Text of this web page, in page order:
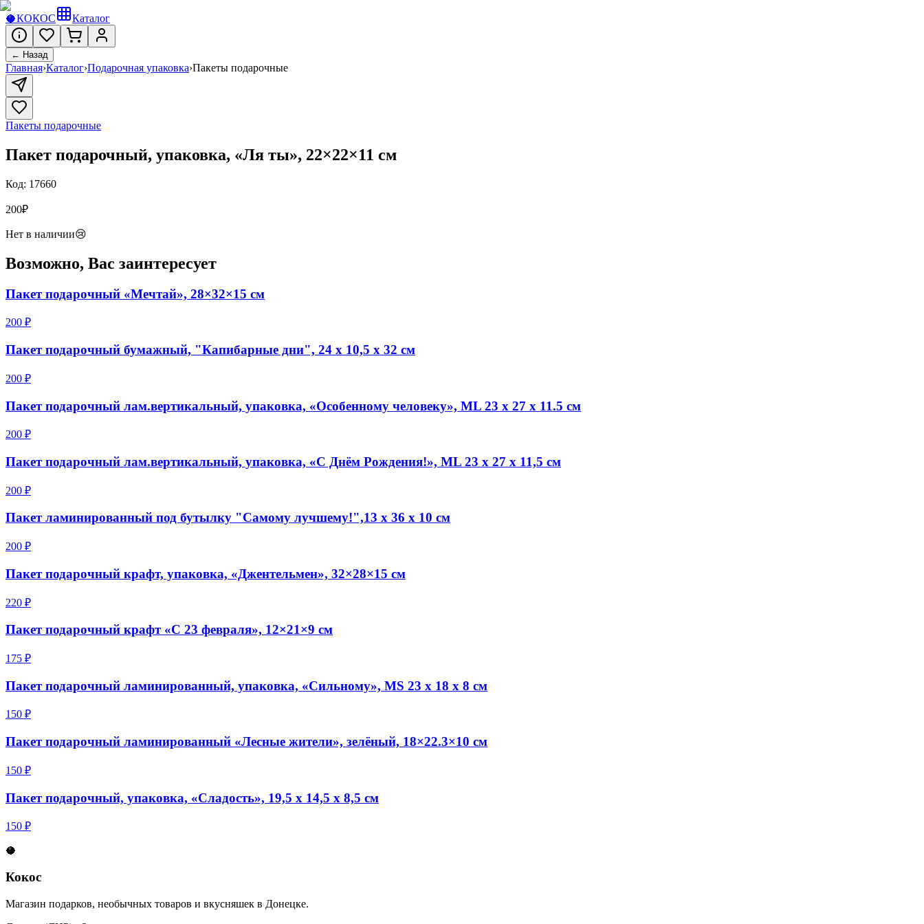
🥥КОКОС Каталог
← Назад
Главная›Каталог›Подарочная упаковка›Пакеты подарочные
Пакеты подарочные
Пакет подарочный, упаковка, «Ля ты», 22×22×11 см
Код: 17660
200₽
Нет в наличии😢
Возможно, Вас заинтересует
Пакет подарочный «Мечтай», 28×32×15 см
200 ₽
Пакет подарочный бумажный, "Капибарные дни", 24 х 10,5 х 32 см
200 ₽
Пакет подарочный лам.вертикальный, упаковка, «Особенному человеку», ML 23 х 27 х 11.5 см
200 ₽
Пакет подарочный лам.вертикальный, упаковка, «С Днём Рождения!», ML 23 х 27 х 11,5 см
200 ₽
Пакет ламинированный под бутылку "Самому лучшему!",13 х 36 х 10 см
200 ₽
Пакет подарочный крафт, упаковка, «Джентельмен», 32×28×15 см
220 ₽
Пакет подарочный крафт «С 23 февраля», 12×21×9 см
175 ₽
Пакет подарочный ламинированный, упаковка, «Сильному», MS 23 х 18 х 8 см
150 ₽
Пакет подарочный ламинированный «Лесные жители», зелёный, 18×22.3×10 см
150 ₽
Пакет подарочный, упаковка, «Сладость», 19,5 х 14,5 х 8,5 см
150 ₽
🥥
Кокос
Магазин подарков, необычных товаров и вкусняшек в Донецке.